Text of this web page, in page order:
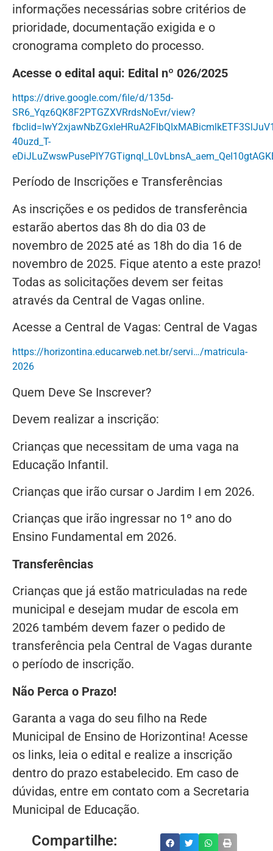
informações necessárias sobre critérios de
prioridade, documentação exigida e o
cronograma completo do processo.
Acesse o edital aqui: Edital nº 026/2025
https://drive.google.com/file/d/135d-
SR6_Yqz6QK8F2PTGZXVRrdsNoEvr/view?
40uzd_T-
Período de Inscrições e Transferências
As inscrições e os pedidos de transferência
estarão abertos das 8h do dia 03 de
novembro de 2025 até as 18h do dia 16 de
novembro de 2025. Fique atento a este prazo!
Todas as solicitações devem ser feitas
através da Central de Vagas online.
Acesse a Central de Vagas: Central de Vagas
https://horizontina.educarweb.net.br/servi…/matricula-
2026
Quem Deve Se Inscrever?
Devem realizar a inscrição:
Crianças que necessitam de uma vaga na
Educação Infantil.
Crianças que irão cursar o Jardim I em 2026.
Crianças que irão ingressar no 1º ano do
Ensino Fundamental em 2026.
Transferências
Crianças que já estão matriculadas na rede
municipal e desejam mudar de escola em
2026 também devem fazer o pedido de
transferência pela Central de Vagas durante
o período de inscrição.
Não Perca o Prazo!
Garanta a vaga do seu filho na Rede
Municipal de Ensino de Horizontina! Acesse
os links, leia o edital e realize a inscrição
dentro do prazo estabelecido. Em caso de
dúvidas, entre em contato com a Secretaria
Municipal de Educação.
Compartilhe: